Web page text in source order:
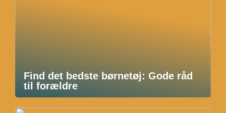
Find det bedste børnetøj: Gode råd
til forældre